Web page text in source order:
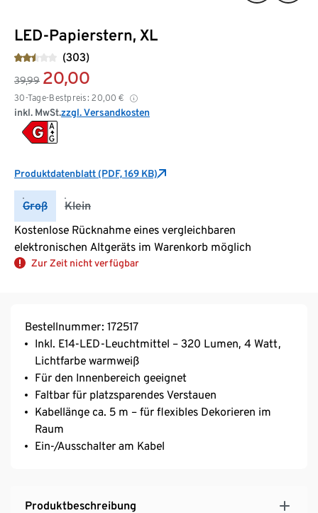
LED-Papierstern, XL
(303)
39,99 20,00
30-Tage-Bestpreis: 20,00 €
inkl. MwSt.zzgl. Versandkosten
Produktdatenblatt (PDF, 169 KB)
Groß
Klein
Kostenlose Rücknahme eines vergleichbaren
elektronischen Altgeräts im Warenkorb möglich
Zur Zeit nicht verfügbar
Bestellnummer: 172517
Inkl. E14-LED-Leuchtmittel – 320 Lumen, 4 Watt,
Lichtfarbe warmweiß
Für den Innenbereich geeignet
Faltbar für platzsparendes Verstauen
Kabellänge ca. 5 m – für flexibles Dekorieren im
Raum
Ein-/Ausschalter am Kabel
Produktbeschreibung